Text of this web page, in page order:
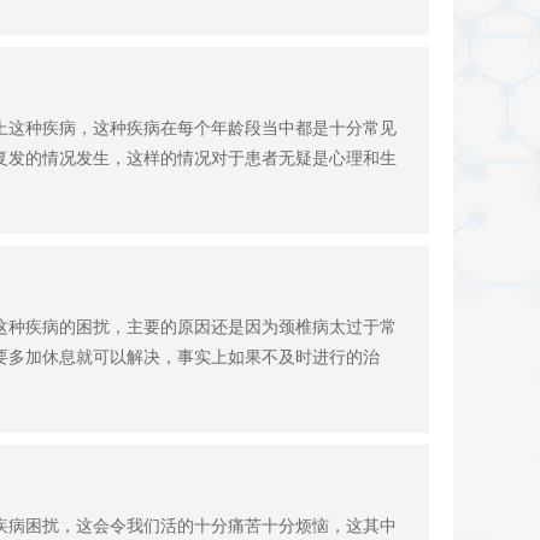
种疾病，这种疾病在每个年龄段当中都是十分常见
的情况发生，这样的情况对于患者无疑是心理和生
疾病的困扰，主要的原因还是因为颈椎病太过于常
加休息就可以解决，事实上如果不及时进行的治
困扰，这会令我们活的十分痛苦十分烦恼，这其中